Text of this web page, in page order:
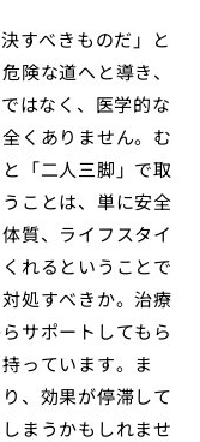
すべきものだ」と
険な道へと導き、
はなく、医学的な
くありません。む
「二人三脚」で取
ことは、単に安全
質、ライフスタイ
れるということで
処すべきか。治療
サポートしてもら
っています。ま
、効果が停滞して
まうかもしれませ